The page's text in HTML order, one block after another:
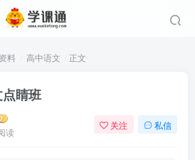
料 高中语文 正文
睛班
读
关注 私信